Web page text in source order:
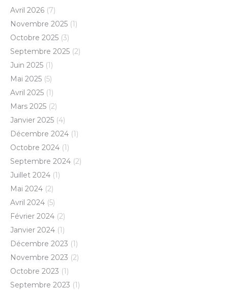
Avril 2026 (7)
Novembre 2025 (1)
Octobre 2025 (3)
Septembre 2025 (2)
Juin 2025 (1)
Mai 2025 (5)
Avril 2025 (1)
Mars 2025 (2)
Janvier 2025 (4)
Décembre 2024 (1)
Octobre 2024 (1)
Septembre 2024 (2)
Juillet 2024 (1)
Mai 2024 (2)
Avril 2024 (5)
Février 2024 (2)
Janvier 2024 (1)
Décembre 2023 (1)
Novembre 2023 (2)
Octobre 2023 (1)
Septembre 2023 (1)